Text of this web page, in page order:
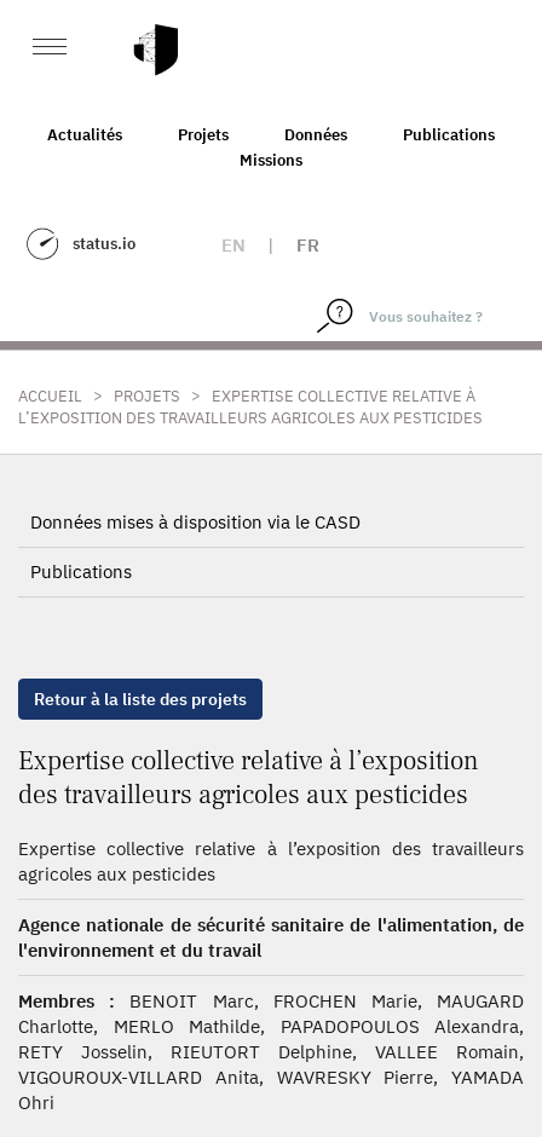
Actualités Projets Données
Publications
Missions
status.io EN | FR
ACCUEIL > PROJETS >
EXPERTISE COLLECTIVE RELATIVE À
L’EXPOSITION DES TRAVAILLEURS AGRICOLES AUX PESTICIDES
Données mises à disposition via le CASD
Publications
Retour à la liste des projets
Expertise collective relative à l’exposition
des travailleurs agricoles aux pesticides
Expertise collective relative à l’exposition des travailleurs
agricoles aux pesticides
Agence nationale de sécurité sanitaire de l'alimentation, de
l'environnement et du travail
Membres : BENOIT Marc, FROCHEN Marie, MAUGARD
Charlotte, MERLO Mathilde, PAPADOPOULOS Alexandra,
RETY Josselin, RIEUTORT Delphine, VALLEE Romain,
VIGOUROUX-VILLARD Anita, WAVRESKY Pierre, YAMADA
Ohri